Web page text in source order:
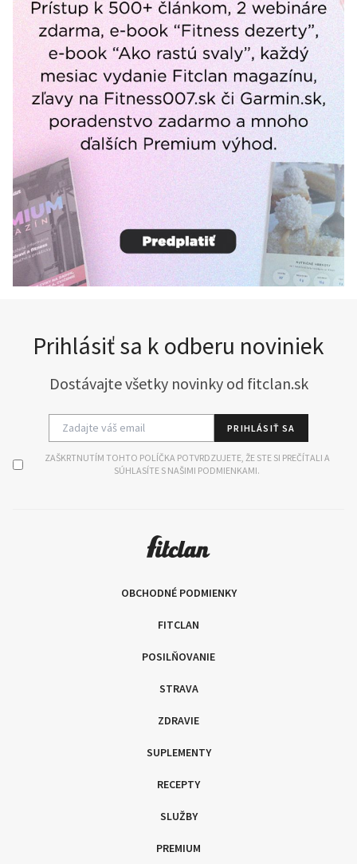
Prihlásiť sa k odberu noviniek
Dostávajte všetky novinky od fitclan.sk
PRIHLÁSIŤ SA
ZAŠKRTNUTÍM TOHTO POLÍČKA POTVRDZUJETE, ŽE STE SI PREČÍTALI A
SÚHLASÍTE S NAŠIMI PODMIENKAMI.
OBCHODNÉ PODMIENKY
FITCLAN
POSILŇOVANIE
STRAVA
ZDRAVIE
SUPLEMENTY
RECEPTY
SLUŽBY
PREMIUM